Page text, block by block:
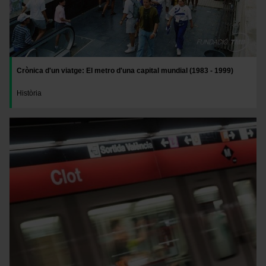
Crònica d'un viatge: El metro d'una capital mundial (1983 - 1999)
Història